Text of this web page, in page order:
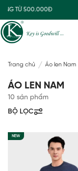
TỪ 500.000Đ
Trang chủ Áo len Nam
ÁO LEN NAM
10 sản phẩm
BỘ LỌC
NEW